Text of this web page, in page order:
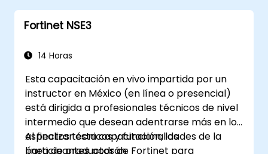
Comprender las capacidades de
integración y automatización de las
una respuesta coordinada ante
Fortinet NSE3
14 Horas
Esta capacitación en vivo impartida por un
instructor en México (en línea o presencial)
está dirigida a profesionales técnicos de nivel
intermedio que desean adentrarse más en los
aspectos técnicos y funcionalidades de la
línea de productos de Fortinet para
Al finalizar esta capacitación, los
participantes podrán: